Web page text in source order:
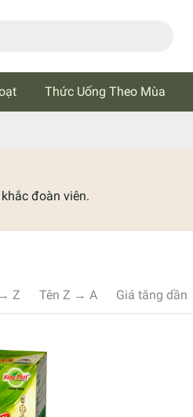
Thức Uống Theo Mùa
đoàn viên.
Z Tên Z → A Giá tăng dần